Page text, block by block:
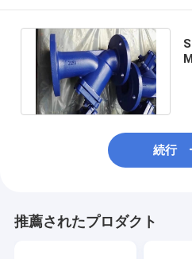
続行
推薦されたプロダクト